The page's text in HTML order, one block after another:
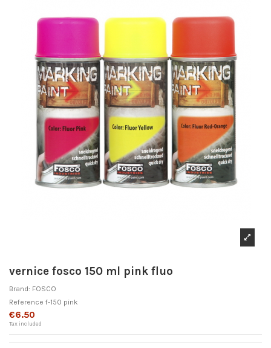
vernice fosco 150 ml pink fluo
Brand: FOSCO
Reference f-150 pink
€6.50
Tax included